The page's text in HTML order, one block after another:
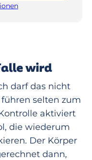
wird
darf das nicht
führen selten zum
aktiviert
die wiederum
Der Körper
dann,